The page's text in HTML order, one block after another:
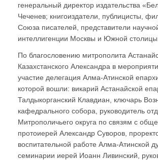
генеральный директор издательства
Чеченев; книгоиздатели, публицисты,
Союза писателей, представители
интеллигенции Москвы и Южной столицы.
По благословению митрополита
Казахстанского Александра в
участие делегация Алма-Атинской
которой вошли: викарий Астанайской
Талдыкорганский Клавдиан, ключарь
кафедрального собора, руководитель
Митрополичьего округа по связям с
протоиерей Александр Суворов,
воспитательной работе Алма-Атинской
семинарии иерей Иоанн Ливинский,